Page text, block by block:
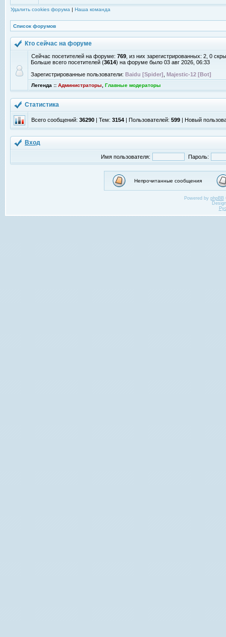
Удалить cookies форума | Наша команда
Список форумов
Кто сейчас на форуме
Сейчас посетителей на форуме: 769 , из них зарегистрированных: 2, 0
Больше всего посетителей (3614) на форуме было 03 авг 2026, 06:33
Зарегистрированные пользователи: Baidu [Spider] Majestic-12 [Bot]
Легенда :: Администраторы Главные модераторы
Статистика
Всего сообщений: 36290 | Тем: 3154 | Пользователей: 599 | Новый
Вход
Имя пользователя: Пароль:
Непрочитанные сообщения
Powered by phpBB